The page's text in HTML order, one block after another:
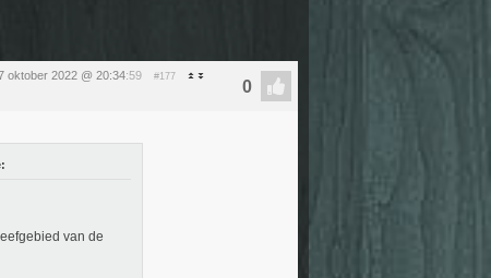
oktober 2022 @ 20:34:59 #177
van de